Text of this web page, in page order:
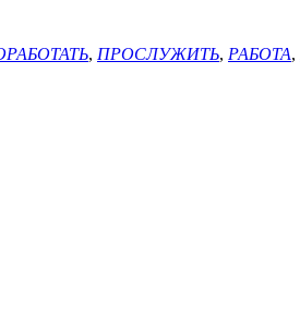
, ПРОСЛУЖИТЬ, РАБОТА,